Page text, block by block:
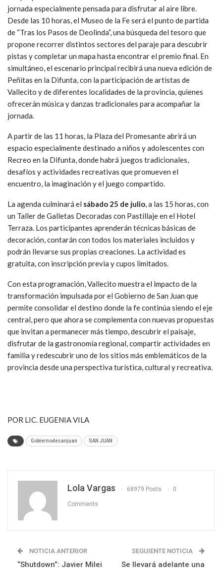
jornada especialmente pensada para disfrutar al aire libre.
Desde las 10 horas, el Museo de la Fe será el punto de partida
de “Tras los Pasos de Deolinda”, una búsqueda del tesoro que
propone recorrer distintos sectores del paraje para descubrir
pistas y completar un mapa hasta encontrar el premio final. En
simultáneo, el escenario principal recibirá una nueva edición de
Peñitas en la Difunta, con la participación de artistas de
Vallecito y de diferentes localidades de la provincia, quienes
ofrecerán música y danzas tradicionales para acompañar la
jornada.
A partir de las 11 horas, la Plaza del Promesante abrirá un
espacio especialmente destinado a niños y adolescentes con
Recreo en la Difunta, donde habrá juegos tradicionales,
desafíos y actividades recreativas que promueven el
encuentro, la imaginación y el juego compartido.
La agenda culminará el sábado 25 de julio, a las 15 horas, con
un Taller de Galletas Decoradas con Pastillaje en el Hotel
Terraza. Los participantes aprenderán técnicas básicas de
decoración, contarán con todos los materiales incluidos y
podrán llevarse sus propias creaciones. La actividad es
gratuita, con inscripción previa y cupos limitados.
Con esta programación, Vallecito muestra el impacto de la
transformación impulsada por el Gobierno de San Juan que
permite consolidar el destino donde la fe continúa siendo el eje
central, pero que ahora se complementa con nuevas propuestas
que invitan a permanecer más tiempo, descubrir el paisaje,
disfrutar de la gastronomía regional, compartir actividades en
familia y redescubrir uno de los sitios más emblemáticos de la
provincia desde una perspectiva turística, cultural y recreativa.
POR LIC. EUGENIA VILA
Gobiernodesanjuan SAN JUAN
Lola Vargas 68979 Posts 0
Comments
NOTICIA ANTERIOR
“Shutdown”: Javier Milei
SEGUIENTE NOTICIA
Se llevará adelante una